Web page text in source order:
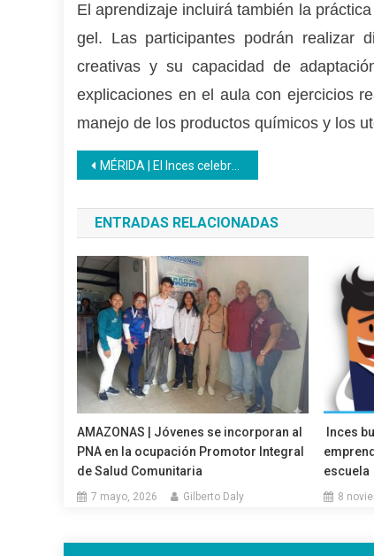
El aprendizaje incluirá también la
gel. Las participantes podrán realizar
creativas y su capacidad de
explicaciones en el aula con ejercicios
manejo de los productos químicos y los
Navegación
de
entradas
MÉRIDA | El Inces celebró la tradicional Paradura del Niño Jesús
ENTRADAS RELACIONADAS
AMAZONAS | Jóvenes se incorporan al
PNA en la ocupación Promotor Integral
de Salud Comunitaria
7 mayo, 2026 Gilberto Daly
Inces
escuela
8